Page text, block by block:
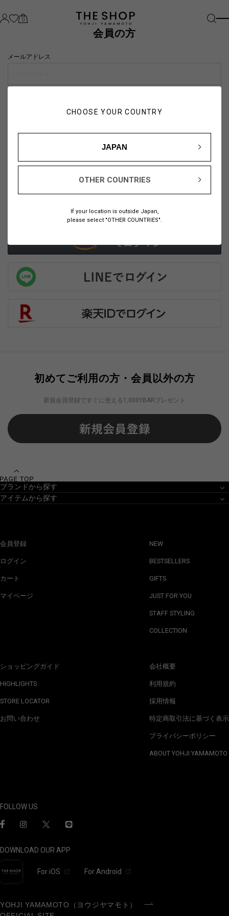
CHOOSE YOUR COUNTRY
JAPAN
OTHER COUNTRIES
If your location is outside Japan,
please select "OTHER COUNTRIES".
0
会員の方
メールアドレス
こちら
または
初めてご利用の方・会員以外の方
新規会員登録ですぐに使える1,000YBARプレゼント
ブランドから探す
アイテムから探す
会員登録
ログイン
カート
マイページ
ショッピングガイド
HIGHLIGHTS
STORE LOCATOR
お問い合わせ
NEW
BESTSELLERS
GIFTS
JUST FOR YOU
STAFF STYLING
COLLECTION
会社概要
利用規約
採用情報
特定商取引法に基づく表示
プライバシーポリシー
ABOUT YOHJI YAMAMOTO
FOLLOW US
DOWNLOAD OUR APP
For iOS For Android
YOHJI YAMAMOTO（ヨウジヤマモト）